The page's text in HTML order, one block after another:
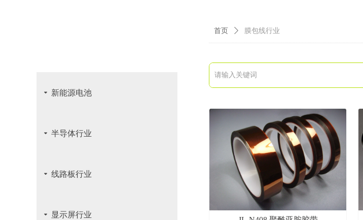
끙 新能源电池
끙 半导体行业
끙 线路板行业
끙 显示屏行业
首页 ꄲ 膜包线行业